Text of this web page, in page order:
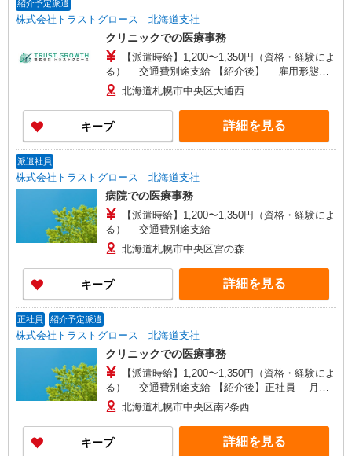
紹介予定派遣
株式会社トラストグロース 北海道支社
クリニックでの医療事務
【派遣時給】1,200〜1,350円（資格・経験によ
る） 交通費別途支給 【紹介後】 雇用形態：
パート 時給：1,075円〜 通勤手当：別途支給
あり（月額上限30,000円） 昇給：あり 賞与：
なし ※紹介予定派遣なので、派遣期間満了後は直
接雇用になれるチャンスがあります。 ※雇用期間
満了後は２ヶ月毎の更新の可能性あり ※最長６ヶ
行予定
北海道札幌市中央区大通西
キープ 詳細を見る
派遣社員
株式会社トラストグロース 北海道支社
病院での医療事務
【派遣時給】1,200〜1,350円（資格・経験によ
る） 交通費別途支給
北海道札幌市中央区宮の森
キープ 詳細を見る
正社員 紹介予定派遣
株式会社トラストグロース 北海道支社
クリニックでの医療事務
【派遣時給】1,200〜1,350円（資格・経験によ
る） 交通費別途支給 【紹介後】正社員 月
給：190,000〜290,000円（経験年数・勤務実績な
どを考慮） 基本給：170,000〜230,000円 諸
手当：20,000〜60,000円 職務手当：10,000〜
30,000円 レセプト手当：10,000〜30,000円 賞
北海道札幌市中央区南2条西
キープ 詳細を見る